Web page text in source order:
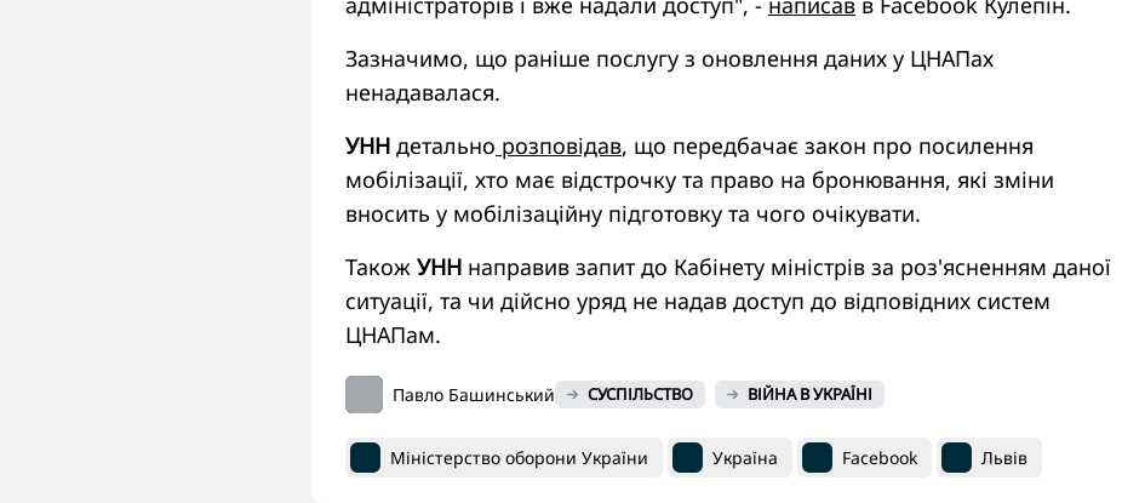
Зазначимо, що раніше послугу з оновлення даних у ЦНАПах
ненадавалася.
УНН детально розповідав, що передбачає закон про посилення
мобілізації, хто має відстрочку та право на бронювання, які зміни
вносить у мобілізаційну підготовку та чого очікувати.
Також УНН направив запит до Кабінету міністрів за роз'ясненням даної
ситуації, та чи дійсно уряд не надав доступ до відповідних систем
ЦНАПам.
Павло Башинський СУСПІЛЬСТВО ВІЙНА В УКРАЇНІ
Міністерство оборони України Україна Facebook Львів